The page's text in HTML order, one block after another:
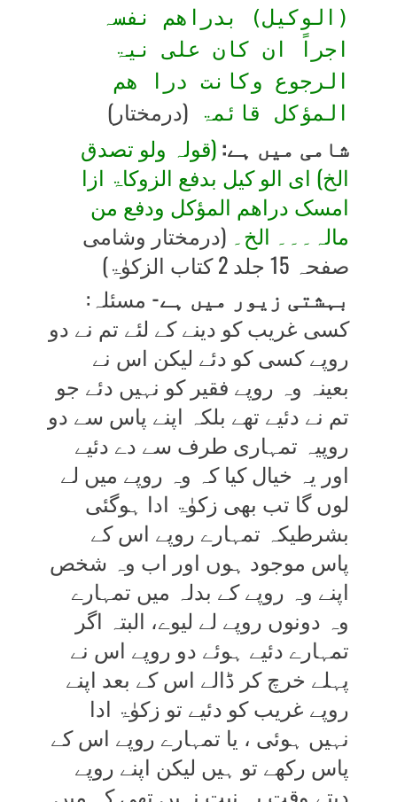
(الوکیل) بدراھم نفسہ
اجراً ان کان علی نیۃ
الرجوع وکانت درا ھم
المؤکل قائمۃ
(درمختار)
شامی میں ہے:(قولہ ولو تصدق
الخ) ای الو کیل بدفع الزوکاۃ ازا
امسک دراھم المؤکل ودفع من
مالہ۔۔۔ الخ۔ (درمختار وشامی
صفحہ 15 جلد 2 کتاب الزکوٰۃ)
بہشتی زیور میں ہے- مسئلہ:
کسی غریب کو دینے کے لئے تم نے دو
روپے کسی کو دئے لیکن اس نے
بعینہ وہ روپے فقیر کو نہیں دئے جو
تم نے دئیے تھے بلکہ اپنے پاس سے دو
روپیہ تمہاری طرف سے دے دئیے
اور یہ خیال کیا کہ وہ روپے میں لے
لوں گا تب بھی زکوٰۃ ادا ہوگئی
بشرطیکہ تمہارے روپے اس کے
پاس موجود ہوں اور اب وہ شخص
اپنے وہ روپے کے بدلہ میں تمہارے
وہ دونوں روپے لے لیوے، البتہ اگر
تمہارے دئیے ہوئے دو روپے اس نے
پہلے خرچ کر ڈالے اس کے بعد اپنے
روپے غریب کو دئیے تو زکوٰۃ ادا
نہیں ہوئی ، یا تمہارے روپے اس کے
پاس رکھے تو ہیں لیکن اپنے روپے
دیتے وقت یہ نیت نہیں تھی کہ میں